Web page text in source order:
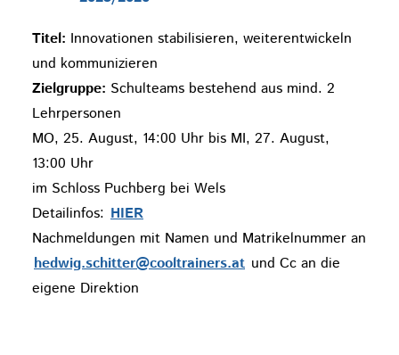
Titel: Innovationen stabilisieren, weiterentwickeln
und kommunizieren
Zielgruppe: Schulteams bestehend aus mind. 2
Lehrpersonen
MO, 25. August, 14:00 Uhr bis MI, 27. August,
13:00 Uhr
im Schloss Puchberg bei Wels
Detailinfos: HIER
Nachmeldungen mit Namen und Matrikelnummer an
hedwig.schitter@cooltrainers.at und Cc an die
eigene Direktion